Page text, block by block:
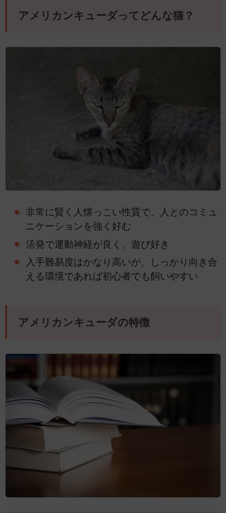
アメリカンキューダってどんな猫？
非常に賢く人懐っこい性質で、人とのコミュ
ニケーションを強く好む
活発で運動神経が良く、遊び好き
入手難易度はかなり高いが、しっかり向き合
える環境であれば初心者でも飼いやすい
アメリカンキューダの特徴